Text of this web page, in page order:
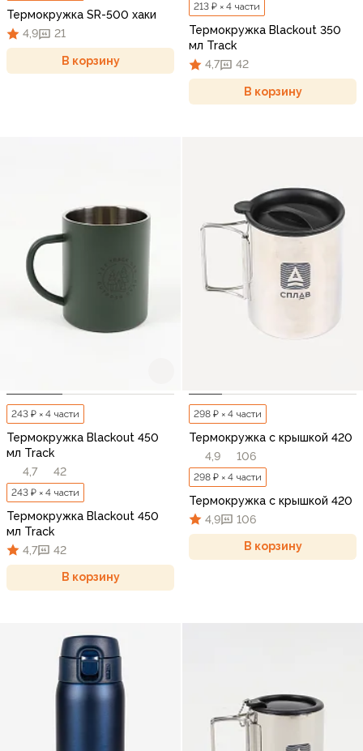
Термокружка SR-500 хаки
4,9
21
В корзину
213 ₽ × 4 части
Термокружка Blackout 350
мл Track
4,7
42
В корзину
243 ₽ × 4 части
Термокружка Blackout 450
мл Track
4,7
42
243 ₽ × 4 части
Термокружка Blackout 450
мл Track
4,7
42
В корзину
298 ₽ × 4 части
Термокружка с крышкой 420
4,9
106
298 ₽ × 4 части
Термокружка с крышкой 420
4,9
106
В корзину